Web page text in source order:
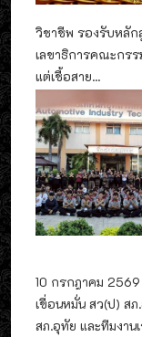
วิชาชีพ รองรับหลัก
เลขาธิการคณะกร
แต่เชื้อสาย...
10 กรกฎาคม 2569
เขื่อนหมั่น สว(ป) ส
สภ.อุทัย และทีมงาน